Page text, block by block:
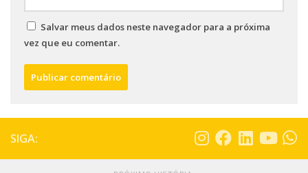
Salvar meus dados neste navegador para a próxima
vez que eu comentar.
SIGA: